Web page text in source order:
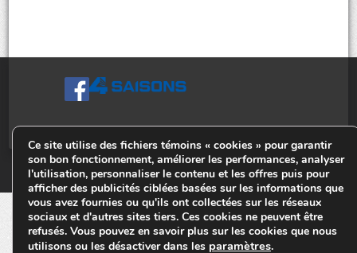
© Tiges 4 Saisons. Tous droits réservés 2013-2026.
Ce site utilise des fichiers témoins « cookies » pour garantir
son bon fonctionnement, améliorer les performances, analyser
l'utilisation, personnaliser le contenu et les offres puis pour
afficher des publicités ciblées basées sur les informations que
vous avez fournies ou qu'ils ont collectées sur les réseaux
sociaux et d'autres sites tiers. Ces cookies ne peuvent être
refusés. Vous pouvez en savoir plus sur les cookies que nous
utilisons ou les désactiver dans les paramètres.